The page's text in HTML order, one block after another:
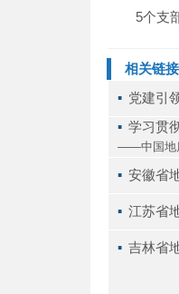
5个支
相关链接
▪ 党建引
▪ 学习贯
——中国地
▪ 安徽省
▪ 江苏省
▪ 吉林省